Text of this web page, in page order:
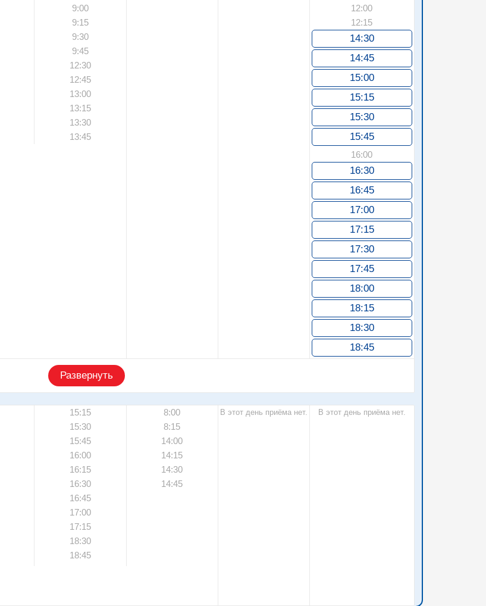
9:00
9:15
9:30
9:45
12:30
12:45
13:00
13:15
13:30
13:45
12:00
12:15
14:30
14:45
15:00
15:15
15:30
15:45
16:00
16:30
16:45
17:00
17:15
17:30
17:45
18:00
18:15
18:30
18:45
Развернуть
15:15
15:30
15:45
16:00
16:15
16:30
16:45
17:00
17:15
18:30
18:45
8:00
8:15
14:00
14:15
14:30
14:45
В этот день приёма нет. В этот день приёма нет.